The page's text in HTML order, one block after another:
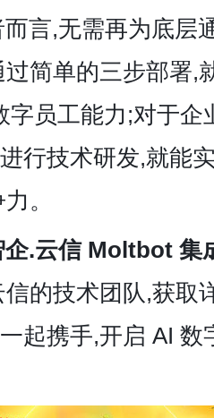
言,无需再为底层
简单的三步部署,
字员工能力;对于企
行技术研发,就能
。
企.云信 Moltbot 集
的技术团队,获取
起携手,开启 AI 数